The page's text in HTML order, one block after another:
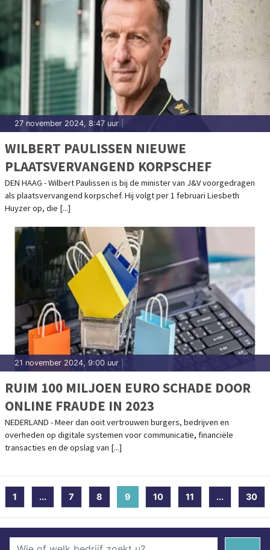
27 november 2024, 8:47 uur
WILBERT PAULISSEN NIEUWE
PLAATSVERVANGEND KORPSCHEF
DEN HAAG - Wilbert Paulissen is bij de minister van J&V voorgedragen
als plaatsvervangend korpschef. Hij volgt per 1 februari Liesbeth
Huyzer op, die [...]
21 november 2024, 9:00 uur
RUIM 100 MILJOEN EURO SCHADE DOOR
ONLINE FRAUDE IN 2023
NEDERLAND - Meer dan ooit vertrouwen burgers, bedrijven en
overheden op digitale systemen voor communicatie, financiële
transacties en de opslag van [...]
1 ... 7 8 9 (current)
10 11 ... 30